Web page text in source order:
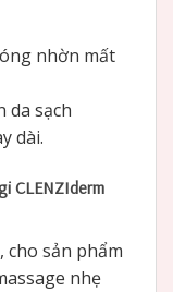
nhờn mất
da sạch
dài.
CLENZIderm
cho sản phẩm
nhẹ